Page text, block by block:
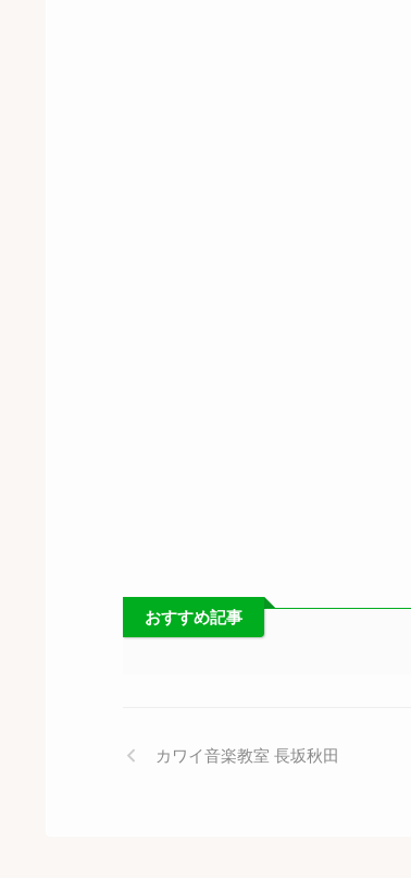
おすすめ記事
カワイ音楽教室 長坂秋田